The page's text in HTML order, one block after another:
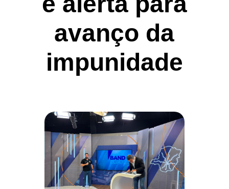
avanço da
impunidade